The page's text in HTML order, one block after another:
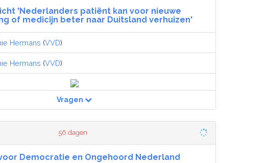
'Nederlanders patiënt kan voor nieuwe
of medicijn beter naar Duitsland verhuizen'
Hermans (VVD)
Hermans (VVD)
Vragen
56 dagen
Democratie en Ongehoord Nederland